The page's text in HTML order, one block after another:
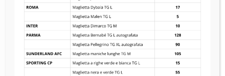
Quarti di Finali Semifinale
ACF FIORENTINA
28 Maggio 2026